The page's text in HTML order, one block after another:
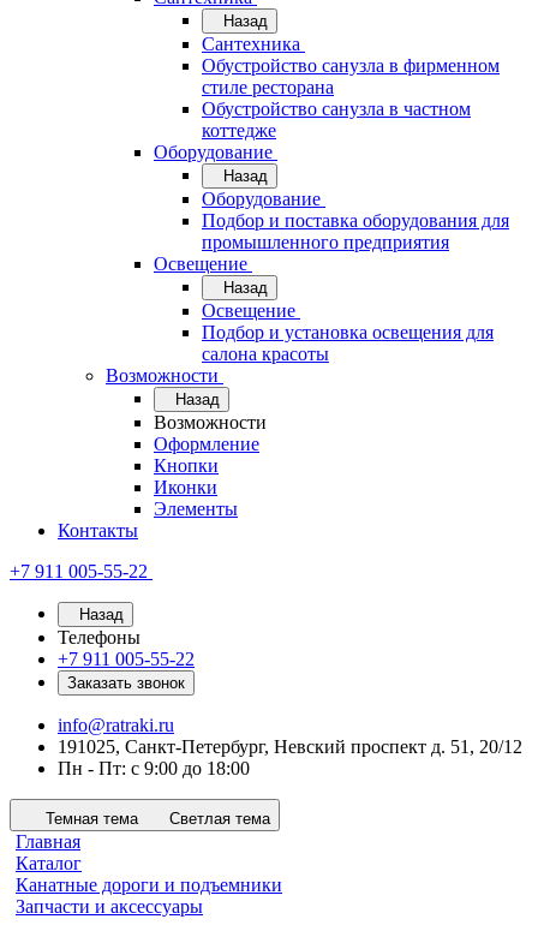
Назад
Сантехника
Обустройство санузла в фирменном
стиле ресторана
Обустройство санузла в частном
коттедже
Оборудование
Назад
Оборудование
Подбор и поставка оборудования для
промышленного предприятия
Освещение
Назад
Освещение
Подбор и установка освещения для
салона красоты
Возможности
Назад
Возможности
Оформление
Кнопки
Иконки
Элементы
Контакты
+7 911 005-55-22
Назад
Телефоны
+7 911 005-55-22
Заказать звонок
info@ratraki.ru
191025, Санкт-Петербург, Невский проспект д. 51, 20/12
Пн - Пт: с 9:00 до 18:00
Темная тема Светлая тема
Главная
Каталог
Канатные дороги и подъемники
Запчасти и аксессуары